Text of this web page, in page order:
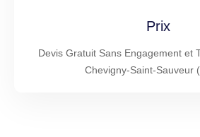
Prix
Devis Gratuit Sans Engagement et
Chevigny-Saint-Sauveur